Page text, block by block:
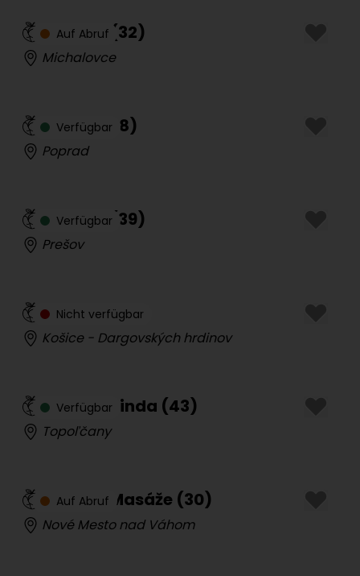
Auf Abruf
Sandra (32)
Michalovce
Verfügbar
Simon(28)
Poprad
Verfügbar
Valéria(39)
Prešov
Nicht verfügbar
Zara(43)
Košice - Dargovských hrdinov
Verfügbar
Masáže Linda (43)
Topoľčany
Auf Abruf
Monika Masáže (30)
Nové Mesto nad Váhom